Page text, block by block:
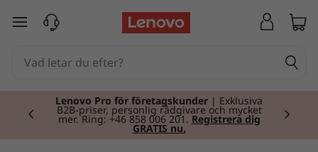
Thoppa vidare till huvudinnehållet
Lenovo Pro för företagskunder | Exklusiva
B2B-priser, personlig rådgivare och mycket
mer. Ring: +46 858 006 201. Registrera dig
GRATIS nu.
Currently displaying item 2 of 2